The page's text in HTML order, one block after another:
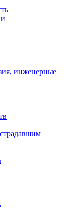
инженерные